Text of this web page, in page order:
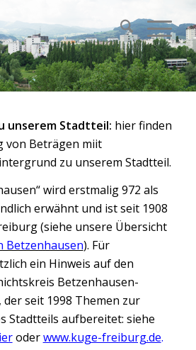
unserem Stadtteil: hier finden
von Beträgen miit
zu unserem Stadtteil.
wird erstmalig 972 als
erwähnt und ist seit 1908
(siehe unsere Übersicht
Betzenhausen). Für
ein Hinweis auf den
Betzenhausen-
der seit 1998 Themen zur
Stadtteils aufbereitet: siehe
oder www.kuge-freiburg.de.